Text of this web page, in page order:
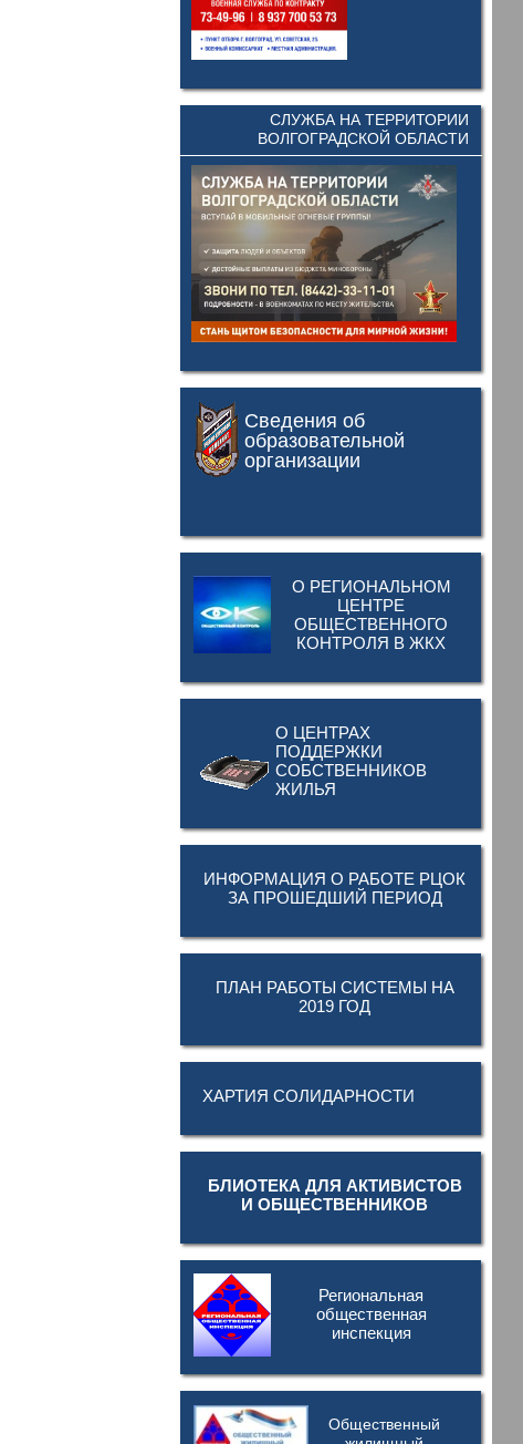
СЛУЖБА НА ТЕРРИТОРИИ
ВОЛГОГРАДСКОЙ ОБЛАСТИ
Сведения об
образовательной
организации
О РЕГИОНАЛЬНОМ
ЦЕНТРЕ
ОБЩЕСТВЕННОГО
КОНТРОЛЯ В ЖКХ
О ЦЕНТРАХ
ПОДДЕРЖКИ
СОБСТВЕННИКОВ
ЖИЛЬЯ
ИНФОРМАЦИЯ О РАБОТЕ РЦОК
ЗА ПРОШЕДШИЙ ПЕРИОД
ПЛАН РАБОТЫ СИСТЕМЫ НА
2019 ГОД
ХАРТИЯ СОЛИДАРНОСТИ
БЛИОТЕКА ДЛЯ АКТИВИСТОВ
И ОБЩЕСТВЕННИКОВ
Региональная
общественная
инспекция
Общественный